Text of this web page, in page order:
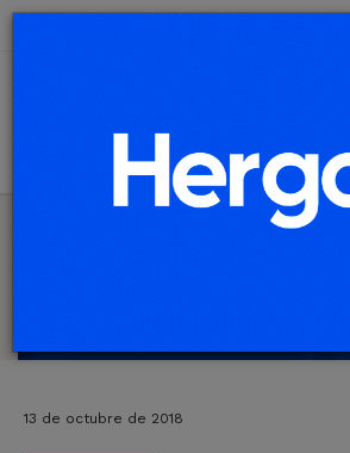
13 de octubre de 2018